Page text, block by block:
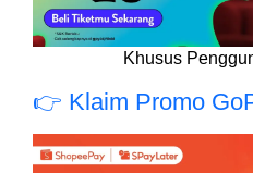
Khusus
👉 Klaim Promo